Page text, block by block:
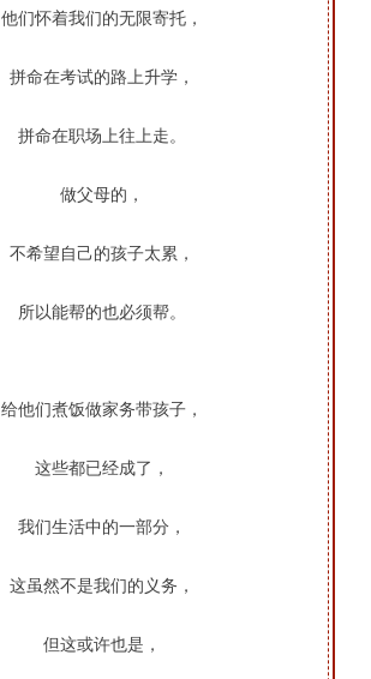
他们怀着我们的无限寄托，
拼命在考试的路上升学，
拼命在职场上往上走。
做父母的，
不希望自己的孩子太累，
所以能帮的也必须帮。
给他们煮饭做家务带孩子，
这些都已经成了，
我们生活中的一部分，
这虽然不是我们的义务，
但这或许也是，